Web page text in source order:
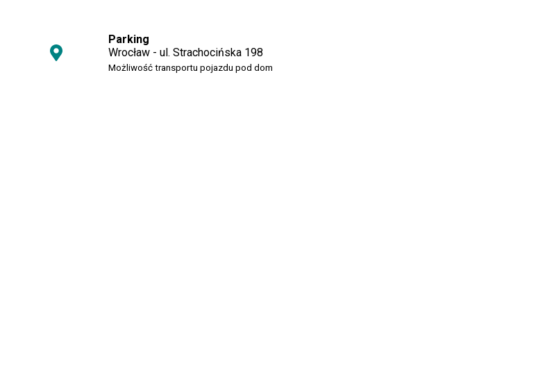
Parking
Wrocław - ul. Strachocińska 198
Możliwość transportu pojazdu pod dom